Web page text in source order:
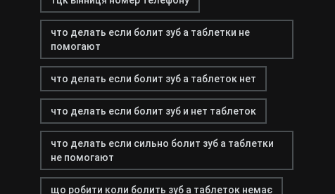
что делать если болит зуб а таблетки не
помогают
что делать если болит зуб а таблеток нет
что делать если болит зуб и нет таблеток
что делать если сильно болит зуб а таблетки
не помогают
що робити коли болить зуб а таблеток немає